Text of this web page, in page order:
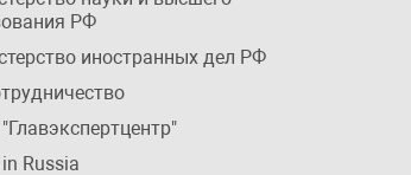
РФ
иностранных дел РФ
Russia